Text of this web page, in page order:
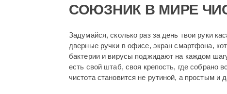
СОЮЗНИК В МИРЕ
Задумайся, сколько раз за день твои руки
дверные ручки в офисе, экран смартфона,
бактерии и вирусы поджидают на каждом
есть свой штаб, своя крепость, где собрано
чистота становится не рутиной, а простым и